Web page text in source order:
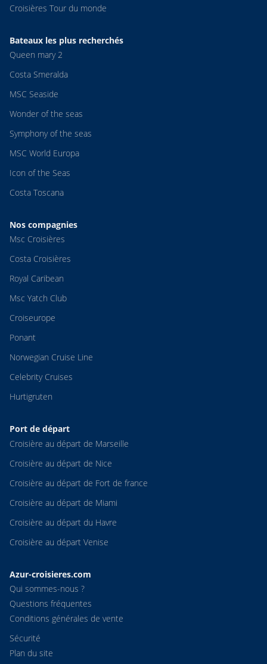
Croisières Tour du monde
Bateaux les plus recherchés
Queen mary 2
Costa Smeralda
MSC Seaside
Wonder of the seas
Symphony of the seas
MSC World Europa
Icon of the Seas
Costa Toscana
Nos compagnies
Msc Croisières
Costa Croisières
Royal Caribean
Msc Yatch Club
Croiseurope
Ponant
Norwegian Cruise Line
Celebrity Cruises
Hurtigruten
Port de départ
Croisière au départ de Marseille
Croisière au départ de Nice
Croisière au départ de Fort de france
Croisière au départ de Miami
Croisière au départ du Havre
Croisière au départ Venise
Azur-croisieres.com
Qui sommes-nous ?
Questions fréquentes
Conditions générales de vente
Sécurité
Plan du site